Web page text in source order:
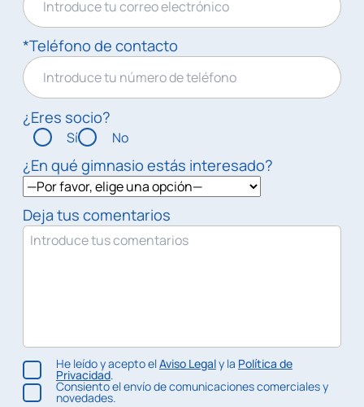
*Teléfono de contacto
¿Eres socio?
Sí No
¿En qué gimnasio estás interesado?
Deja tus comentarios
He leído y acepto elAviso Legaly la Política de
Privacidad.
Consiento el envío de comunicaciones comerciales y
novedades.